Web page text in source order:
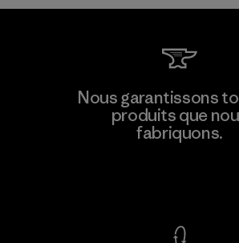
Singtex Industrial
Material-supplier
Nous garantissons
produits que
fabriquons.